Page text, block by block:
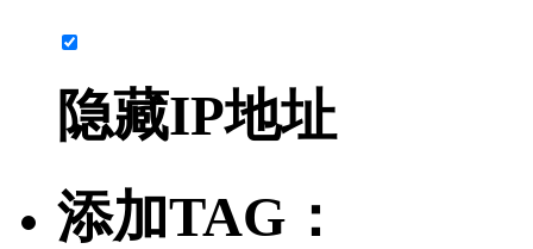
隐藏IP地址
添加TAG：